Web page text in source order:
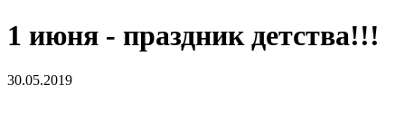
1 июня - праздник детства!!!
30.05.2019